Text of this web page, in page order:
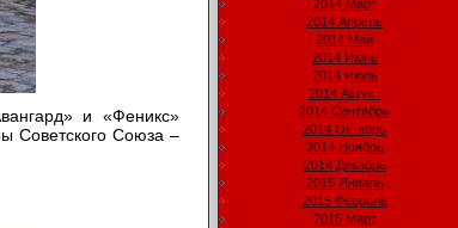
и «Феникс»
Советского Союза –
2014 Март
2014 Апрель
2014 Май
2014 Июнь
2014 Июль
2014 Август
2014 Сентябрь
2014 Октябрь
2014 Ноябрь
2014 Декабрь
2015 Январь
2015 Февраль
2015 Март